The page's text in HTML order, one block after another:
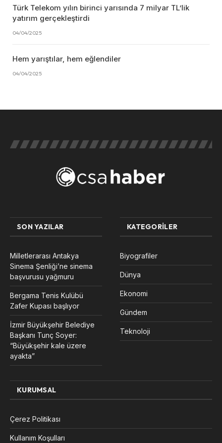
Türk Telekom yılın birinci yarısında 7 milyar TL’lik
yatırım gerçekleştirdi
04/04/2025
Hem yarıştılar, hem eğlendiler
04/04/2025
SON YAZILAR
Milletlerarası Antakya
Sinema Şenliği’ne sinema
başvurusu yağmuru
Bergama Tenis Kulübü
Zafer Kupası başlıyor
İzmir Büyükşehir Belediye
Başkanı Tunç Soyer:
“Büyükşehir kale üzere
ayakta”
KATEGORILER
Biyografiler
Dünya
Ekonomi
Gündem
Teknoloji
KURUMSAL
Çerez Politikası
Kullanım Koşulları